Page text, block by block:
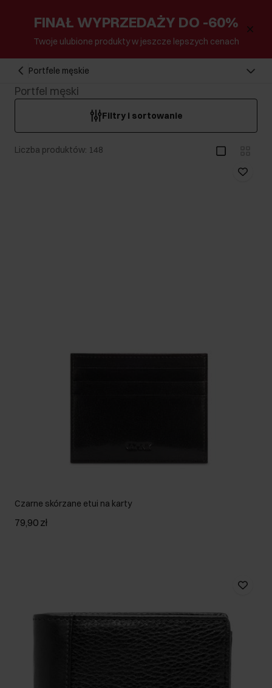
FINAŁ WYPRZEDAŻY DO -60%
Twoje ulubione produkty w jeszcze lepszych cenach
Portfele męskie
Portfel męski
Filtry i sortowanie
Liczba produktów: 148
Czarne skórzane etui na karty
79,90 zł